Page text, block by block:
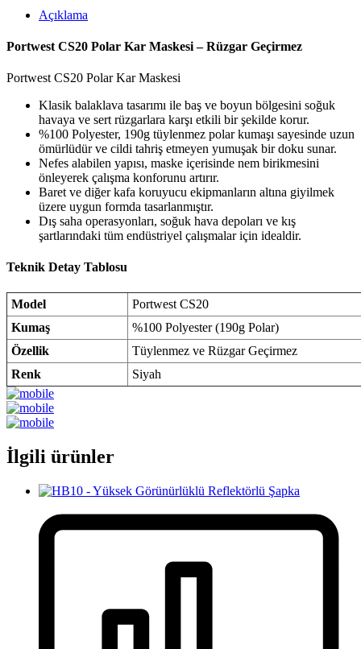
Açıklama
Portwest CS20 Polar Kar Maskesi – Rüzgar Geçirmez
Portwest CS20 Polar Kar Maskesi
Klasik balaklava tasarımı ile baş ve boyun bölgesini soğuk
havaya ve sert rüzgarlara karşı etkili bir şekilde korur.
%100 Polyester, 190g tüylenmez polar kumaşı sayesinde uzun
ömürlüdür ve cildi tahriş etmeyen yumuşak bir doku sunar.
Nefes alabilen yapısı, maske içerisinde nem birikmesini
önleyerek çalışma konforunu artırır.
Baret ve diğer kafa koruyucu ekipmanların altına giyilmek
üzere uygun formda tasarlanmıştır.
Dış saha operasyonları, soğuk hava depoları ve kış
şartlarındaki tüm endüstriyel çalışmalar için idealdir.
Teknik Detay Tablosu
Model
Portwest CS20
Kumaş
%100 Polyester (190g Polar)
Özellik
Tüylenmez ve Rüzgar Geçirmez
Renk
Siyah
İlgili ürünler